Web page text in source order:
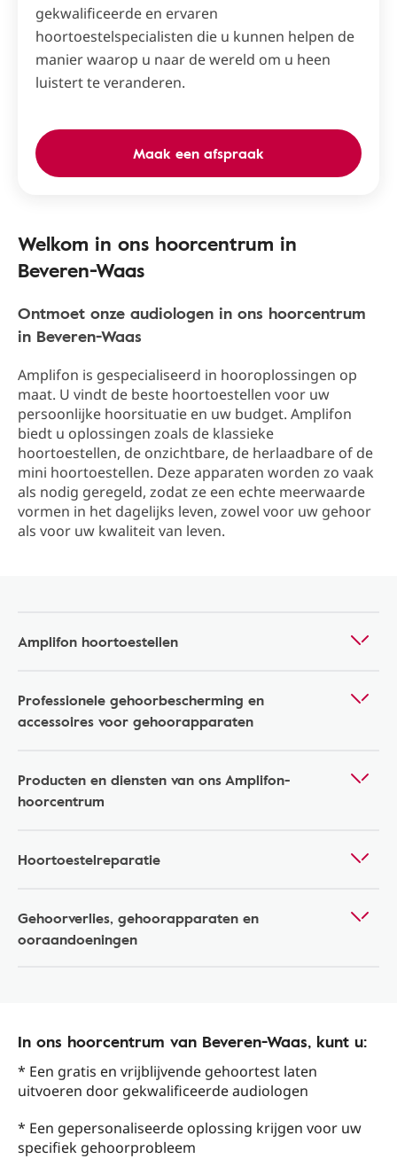
gekwalificeerde en ervaren
hoortoestelspecialisten die u kunnen helpen de
manier waarop u naar de wereld om u heen
luistert te veranderen.
Maak een afspraak
Welkom in ons hoorcentrum in
Beveren-Waas
Ontmoet onze audiologen in ons hoorcentrum
in Beveren-Waas
Amplifon is gespecialiseerd in hooroplossingen op
maat. U vindt de beste hoortoestellen voor uw
persoonlijke hoorsituatie en uw budget. Amplifon
biedt u oplossingen zoals de klassieke
hoortoestellen, de onzichtbare, de herlaadbare of de
mini hoortoestellen. Deze apparaten worden zo vaak
als nodig geregeld, zodat ze een echte meerwaarde
vormen in het dagelijks leven, zowel voor uw gehoor
als voor uw kwaliteit van leven.
Amplifon hoortoestellen
Professionele gehoorbescherming en
accessoires voor gehoorapparaten
Producten en diensten van ons Amplifon-
hoorcentrum
Hoortoestelreparatie
Gehoorverlies, gehoorapparaten en
ooraandoeningen
In ons hoorcentrum van Beveren-Waas, kunt u:
* Een gratis en vrijblijvende gehoortest laten
uitvoeren door gekwalificeerde audiologen
* Een gepersonaliseerde oplossing krijgen voor uw
specifiek gehoorprobleem